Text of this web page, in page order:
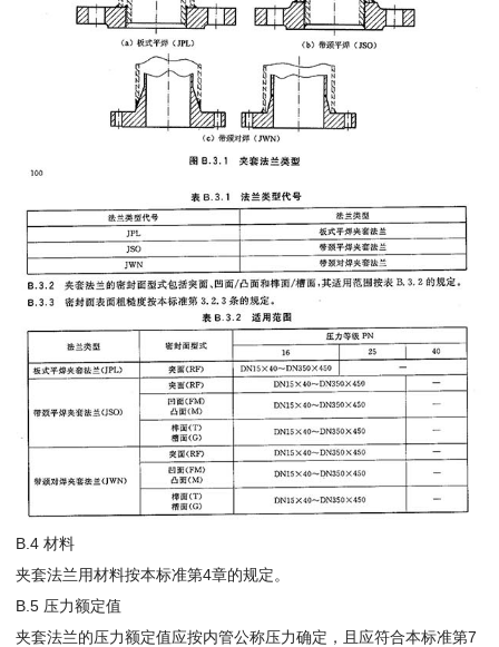
B.4 材料
夹套法兰用材料按本标准第4章的规定。
B.5 压力额定值
夹套法兰的压力额定值应按内管公称压力确定，且应符合本标准第7